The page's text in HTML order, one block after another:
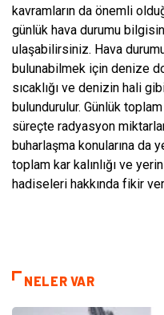
kavramların da önemli
günlük hava durumu
ulaşabilirsiniz. Hava
bulunabilmek için denize
sıcaklığı ve denizin hali
bulundurulur. Günlük toplam
süreçte radyasyon
buharlaşma konularına da
toplam kar kalınlığı ve
hadiseleri hakkında fikir
NELER VAR